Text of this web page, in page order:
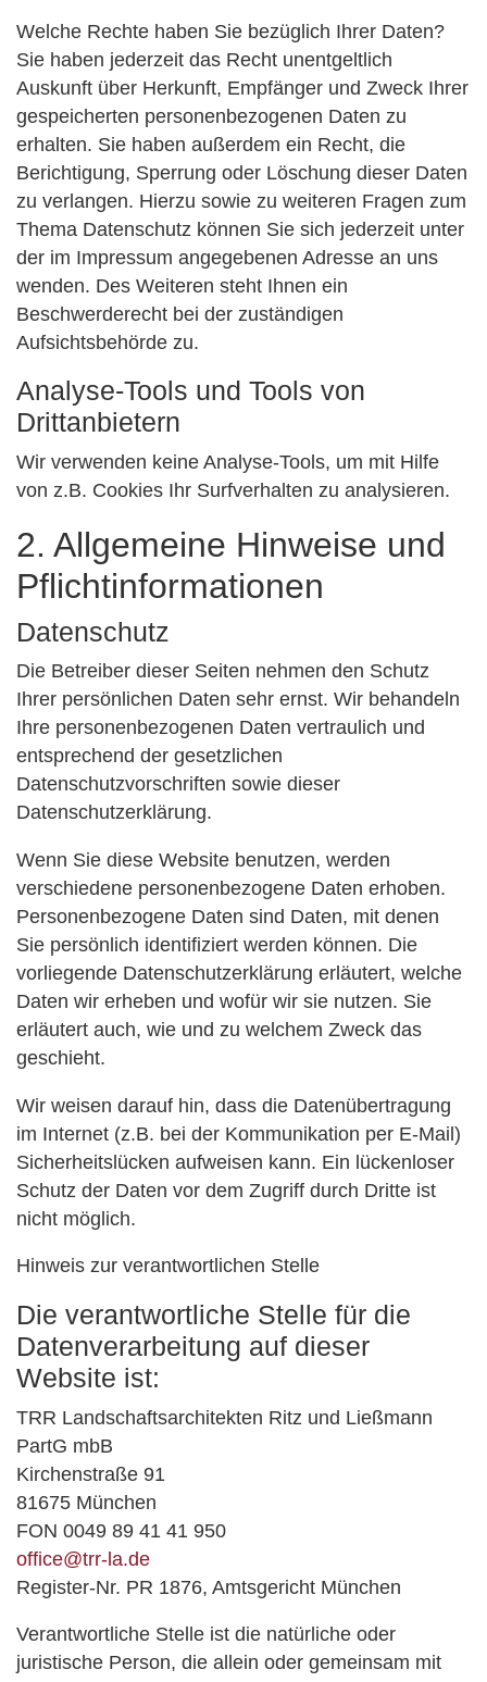
Welche Rechte haben Sie bezüglich Ihrer Daten?
Sie haben jederzeit das Recht unentgeltlich
Auskunft über Herkunft, Empfänger und Zweck Ihrer
gespeicherten personenbezogenen Daten zu
erhalten. Sie haben außerdem ein Recht, die
Berichtigung, Sperrung oder Löschung dieser Daten
zu verlangen. Hierzu sowie zu weiteren Fragen zum
Thema Datenschutz können Sie sich jederzeit unter
der im Impressum angegebenen Adresse an uns
wenden. Des Weiteren steht Ihnen ein
Beschwerderecht bei der zuständigen
Aufsichtsbehörde zu.
Analyse-Tools und Tools von
Drittanbietern
Wir verwenden keine Analyse-Tools, um mit Hilfe
von z.B. Cookies Ihr Surfverhalten zu analysieren.
2. Allgemeine Hinweise und
Pflichtinformationen
Datenschutz
Die Betreiber dieser Seiten nehmen den Schutz
Ihrer persönlichen Daten sehr ernst. Wir behandeln
Ihre personenbezogenen Daten vertraulich und
entsprechend der gesetzlichen
Datenschutzvorschriften sowie dieser
Datenschutzerklärung.
Wenn Sie diese Website benutzen, werden
verschiedene personenbezogene Daten erhoben.
Personenbezogene Daten sind Daten, mit denen
Sie persönlich identifiziert werden können. Die
vorliegende Datenschutzerklärung erläutert, welche
Daten wir erheben und wofür wir sie nutzen. Sie
erläutert auch, wie und zu welchem Zweck das
geschieht.
Wir weisen darauf hin, dass die Datenübertragung
im Internet (z.B. bei der Kommunikation per E-Mail)
Sicherheitslücken aufweisen kann. Ein lückenloser
Schutz der Daten vor dem Zugriff durch Dritte ist
nicht möglich.
Hinweis zur verantwortlichen Stelle
Die verantwortliche Stelle für die
Datenverarbeitung auf dieser
Website ist:
TRR Landschaftsarchitekten Ritz und Ließmann
PartG mbB
Kirchenstraße 91
81675 München
FON 0049 89 41 41 950
office@trr-la.de
Register-Nr. PR 1876, Amtsgericht München
Verantwortliche Stelle ist die natürliche oder
juristische Person, die allein oder gemeinsam mit